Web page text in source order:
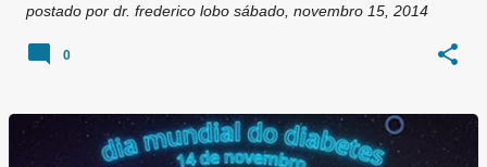
postado por dr. frederico lobo sábado, novembro 15, 2014
0